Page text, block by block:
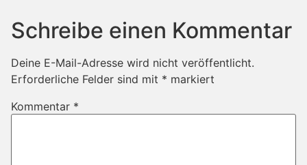
Schreibe einen Kommentar
Deine E-Mail-Adresse wird nicht veröffentlicht.
Erforderliche Felder sind mit * markiert
Kommentar *